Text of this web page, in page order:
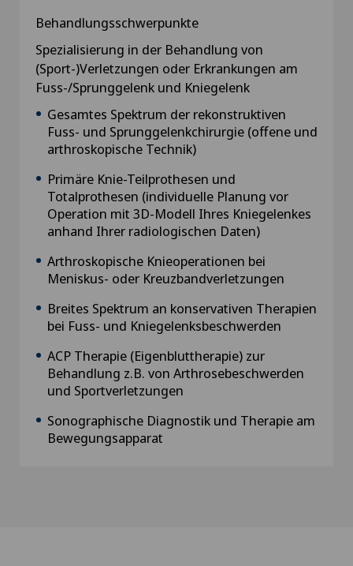
Behandlungsschwerpunkte
Spezialisierung in der Behandlung von
(Sport-)Verletzungen oder Erkrankungen am
Fuss-/Sprunggelenk und Kniegelenk
Gesamtes Spektrum der rekonstruktiven
Fuss- und Sprunggelenkchirurgie (offene und
arthroskopische Technik)
Primäre Knie-Teilprothesen und
Totalprothesen (individuelle Planung vor
Operation mit 3D-Modell Ihres Kniegelenkes
anhand Ihrer radiologischen Daten)
Arthroskopische Knieoperationen bei
Meniskus- oder Kreuzbandverletzungen
Breites Spektrum an konservativen Therapien
bei Fuss- und Kniegelenksbeschwerden
ACP Therapie (Eigenbluttherapie) zur
Behandlung z.B. von Arthrosebeschwerden
und Sportverletzungen
Sonographische Diagnostik und Therapie am
Bewegungsapparat